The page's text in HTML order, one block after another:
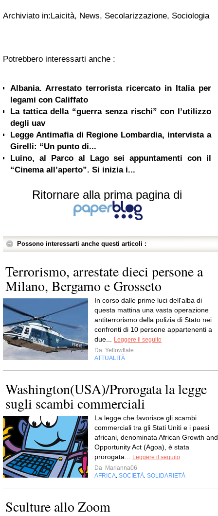
Archiviato in:Laicità, News, Secolarizzazione, Sociologia
Potrebbero interessarti anche :
Albania. Arrestato terrorista ricercato in Italia per
legami con Califfato
La tattica della “guerra senza rischi” con l’utilizzo
degli uav
Legge Antimafia di Regione Lombardia, intervista a
Girelli: “Un punto di...
Luino, al Parco al Lago sei appuntamenti con il
“Cinema all’aperto”. Si inizia i...
Ritornare alla prima pagina di
Possono interessarti anche questi articoli :
Terrorismo, arrestate dieci persone a
Milano, Bergamo e Grosseto
In corso dalle prime luci dell'alba di
questa mattina una vasta operazione
antiterrorismo della polizia di Stato nei
confronti di 10 persone appartenenti a
due...
Leggere il seguito
Da Yellowflate
ATTUALITÀ
Washington(USA)/Prorogata la legge
sugli scambi commerciali
La legge che favorisce gli scambi
commerciali tra gli Stati Uniti e i paesi
africani, denominata African Growth and
Opportunity Act (Agoa), è stata
prorogata...
Leggere il seguito
Da Marianna06
AFRICA SOCIETÀ SOLIDARIETÀ
Sculture allo Zoom